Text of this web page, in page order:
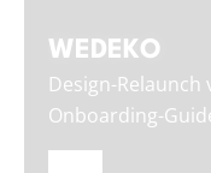
WEDEKO
Design-Relaunch
Onboarding-